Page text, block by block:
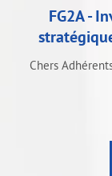
FG2A -
Chers